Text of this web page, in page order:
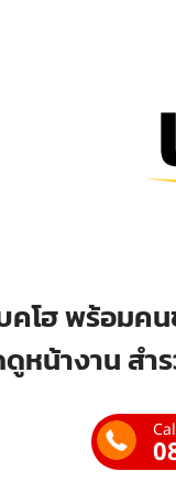
คโฮ พร้อมค
หน้างาน สำ